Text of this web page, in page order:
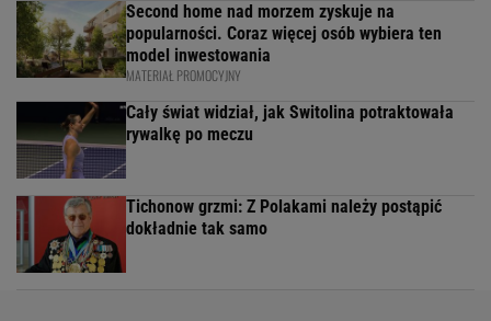
Second home nad morzem zyskuje na
popularności. Coraz więcej osób wybiera ten
model inwestowania
MATERIAŁ PROMOCYJNY
Cały świat widział, jak Switolina potraktowała
rywalkę po meczu
Tichonow grzmi: Z Polakami należy postąpić
dokładnie tak samo